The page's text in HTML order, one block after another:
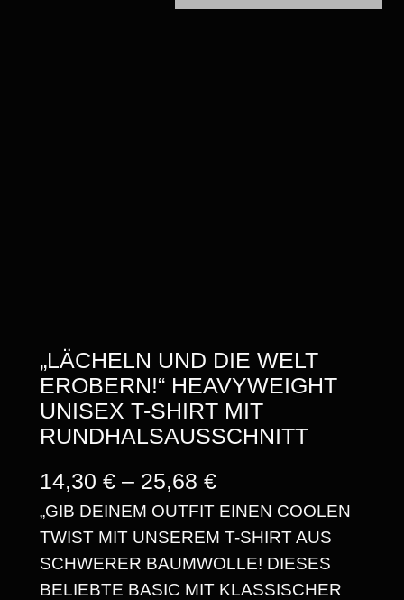
„LÄCHELN UND DIE WELT
EROBERN!“ HEAVYWEIGHT
UNISEX T-SHIRT MIT
RUNDHALSAUSSCHNITT
14,30 € – 25,68 €P
R
E
I
„GIB DEINEM OUTFIT EINEN COOLEN
TWIST MIT UNSEREM T-SHIRT AUS
SCHWERER BAUMWOLLE! DIESES
BELIEBTE BASIC MIT KLASSISCHER